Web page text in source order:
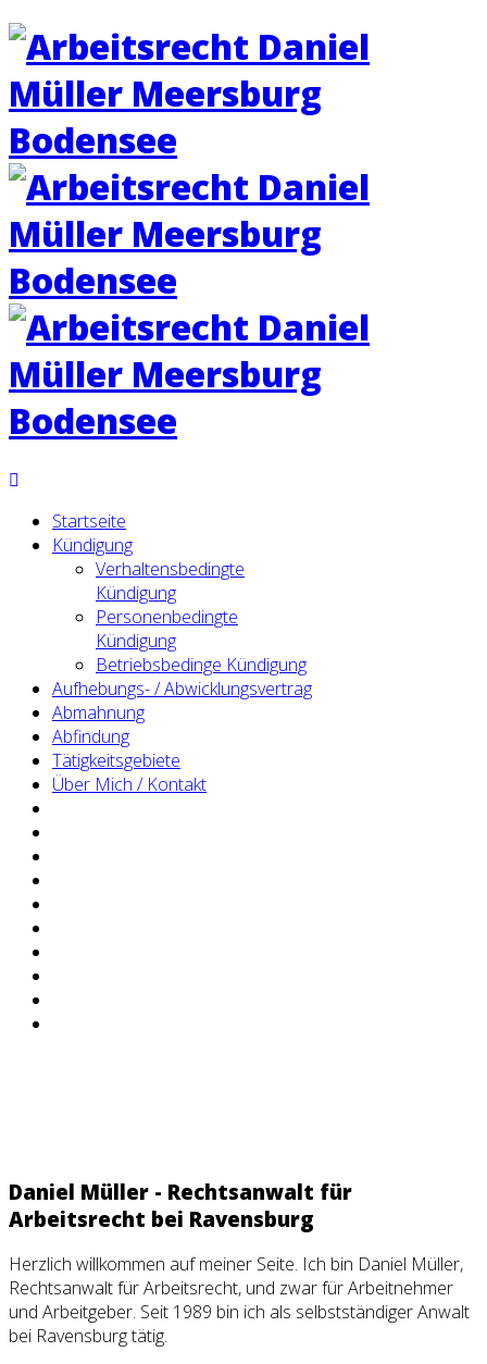
Startseite
Kündigung
Verhaltensbedingte
Kündigung
Personenbedingte
Kündigung
Betriebsbedinge Kündigung
Aufhebungs- / Abwicklungsvertrag
Abmahnung
Abfindung
Tätigkeitsgebiete
Über Mich / Kontakt
Daniel Müller - Rechtsanwalt für
Arbeitsrecht bei Ravensburg
Herzlich willkommen auf meiner Seite. Ich bin Daniel Müller,
Rechtsanwalt für Arbeitsrecht, und zwar für Arbeitnehmer
und Arbeitgeber. Seit 1989 bin ich als selbstständiger Anwalt
bei Ravensburg tätig.